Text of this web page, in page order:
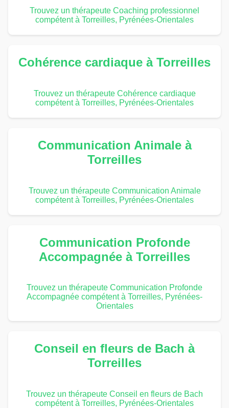
Trouvez un thérapeute Coaching professionnel
compétent à Torreilles, Pyrénées-Orientales
Cohérence cardiaque à Torreilles
Trouvez un thérapeute Cohérence cardiaque
compétent à Torreilles, Pyrénées-Orientales
Communication Animale à
Torreilles
Trouvez un thérapeute Communication Animale
compétent à Torreilles, Pyrénées-Orientales
Communication Profonde
Accompagnée à Torreilles
Trouvez un thérapeute Communication Profonde
Accompagnée compétent à Torreilles, Pyrénées-
Orientales
Conseil en fleurs de Bach à
Torreilles
Trouvez un thérapeute Conseil en fleurs de Bach
compétent à Torreilles, Pyrénées-Orientales